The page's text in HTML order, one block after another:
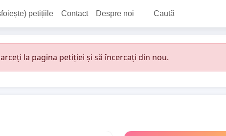
petițiile Contact Despre noi Caută
la pagina petiției și să încercați din nou.